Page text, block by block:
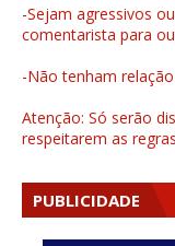
-Sejam agressivos
comentarista para
-Não tenham
Atenção: Só serão
respeitarem as
PUBLICIDADE